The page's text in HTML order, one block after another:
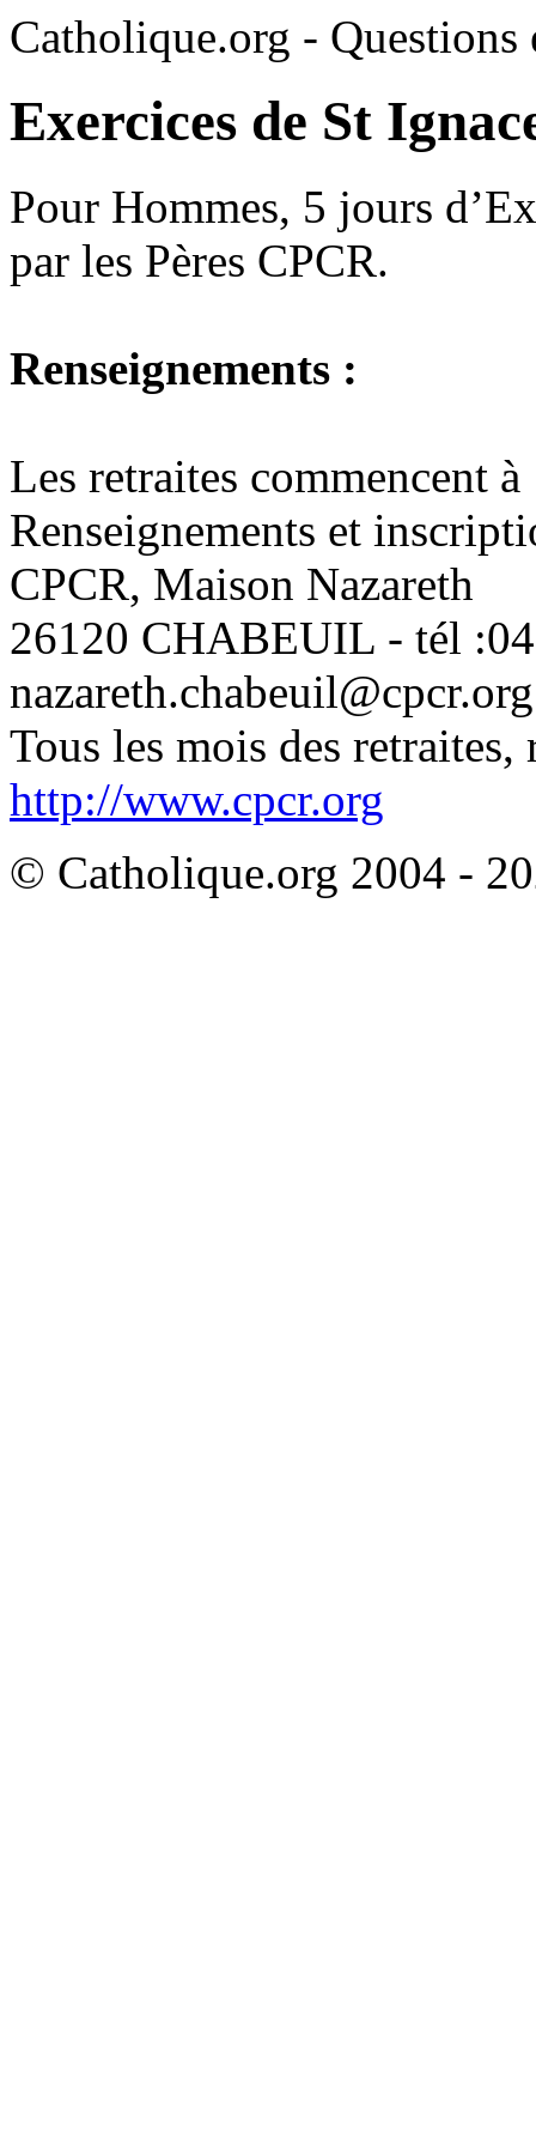
Catholique.org - Questions
Exercices de St
Pour Hommes, 5 jours
par les Pères CPCR.
Renseignements :
Les retraites commencent
Renseignements et
CPCR, Maison Nazareth
26120 CHABEUIL - tél
nazareth.chabeuil@cpcr.org
Tous les mois des
http://www.cpcr.org
© Catholique.org 2004 -